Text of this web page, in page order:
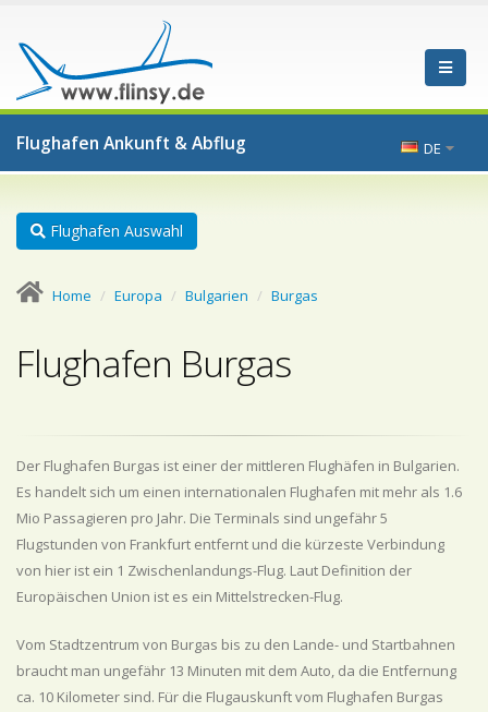
Flughafen Ankunft & Abflug DE
Flughafen Auswahl
Home Europa Bulgarien Burgas
Flughafen Burgas
Der Flughafen Burgas ist einer der mittleren Flughäfen in Bulgarien.
Es handelt sich um einen internationalen Flughafen mit mehr als 1.6
Mio Passagieren pro Jahr. Die Terminals sind ungefähr 5
Flugstunden von Frankfurt entfernt und die kürzeste Verbindung
von hier ist ein 1 Zwischenlandungs-Flug. Laut Definition der
Europäischen Union ist es ein Mittelstrecken-Flug.
Vom Stadtzentrum von Burgas bis zu den Lande- und Startbahnen
braucht man ungefähr 13 Minuten mit dem Auto, da die Entfernung
ca. 10 Kilometer sind. Für die Flugauskunft vom Flughafen Burgas